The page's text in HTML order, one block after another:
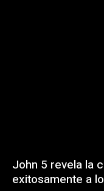
John 5 revela la
exitosamente a